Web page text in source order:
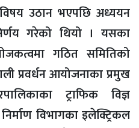
उठान भएपछि अध्ययन
गरेको थियो । यसका
गठित समितिको
प्रवर्धन आयोजनाका प्रमुख
ट्राफिक विज्ञ
विभागका इलेक्ट्रिकल